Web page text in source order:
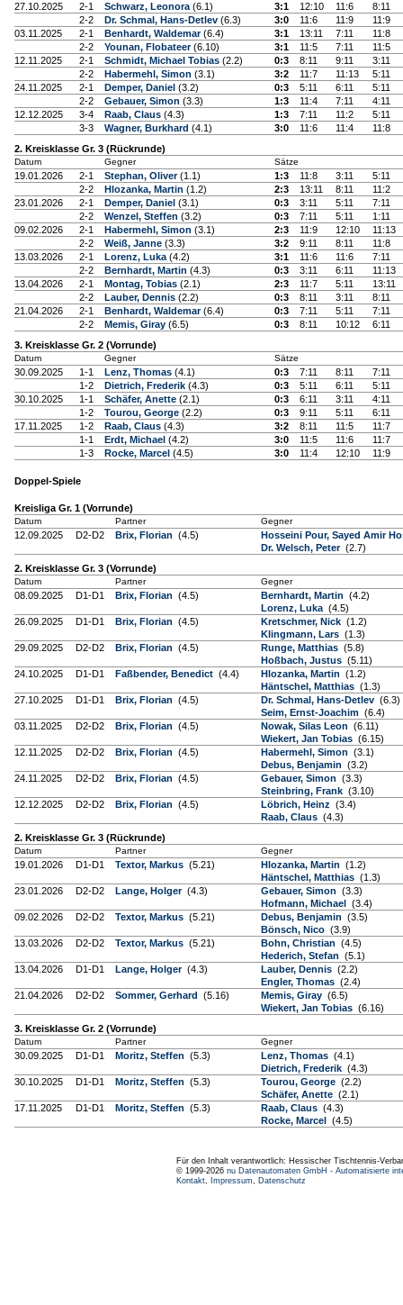
27.10.2025
2-1 Schwarz, Leonora (6.1) 3:1 12:10 11:6
8:11
2-2
Dr. Schmal, Hans-Detlev (6.3) 3:0 11:6 11:9
11:9
03.11.2025
2-1 Benhardt, Waldemar(6.4) 3:1 13:11 7:11
11:8
2-2
Younan, Flobateer(6.10) 3:1 11:5 7:11
11:5
12.11.2025
2-1 Schmidt, Michael Tobias (2.2) 0:3 8:11 9:11
3:11
2-2
Habermehl, Simon (3.1) 3:2 11:7 11:13
5:11
24.11.2025
2-1 Demper, Daniel (3.2) 0:3 5:11 6:11
5:11
2-2
Gebauer, Simon (3.3) 1:3 11:4 7:11
4:11
12.12.2025
3-4 Raab, Claus (4.3) 1:3 7:11 11:2
5:11
3-3
Wagner, Burkhard (4.1) 3:0 11:6 11:4
11:8
2. Kreisklasse Gr. 3 (Rückrunde)
Datum Gegner Sätze
19.01.2026 2-1 Stephan, Oliver(1.1) 1:3 11:8 3:11
5:11
2-2
Hlozanka, Martin (1.2) 2:3 13:11 8:11
11:2
23.01.2026
2-1 Demper, Daniel (3.1) 0:3 3:11 5:11
7:11
2-2
Wenzel, Steffen (3.2) 0:3 7:11 5:11
1:11
09.02.2026
2-1 Habermehl, Simon (3.1) 2:3 11:9 12:10
11:13
2-2
Weiß, Janne (3.3) 3:2 9:11 8:11
11:8
13.03.2026
2-1 Lorenz, Luka (4.2) 3:1 11:6 11:6
7:11
2-2
Bernhardt, Martin (4.3) 0:3 3:11 6:11
11:13
13.04.2026
2-1 Montag, Tobias (2.1) 2:3 11:7 5:11
13:11
2-2
Lauber, Dennis (2.2) 0:3 8:11 3:11
8:11
21.04.2026
2-1 Benhardt, Waldemar(6.4) 0:3 7:11 5:11
7:11
2-2
Memis, Giray (6.5) 0:3 8:11 10:12
6:11
3. Kreisklasse Gr. 2 (Vorrunde)
Datum Gegner Sätze
30.09.2025 1-1 Lenz, Thomas (4.1) 0:3 7:11 8:11
7:11
1-2
Dietrich, Frederik (4.3) 0:3 5:11 6:11
5:11
30.10.2025
1-1 Schäfer, Anette (2.1) 0:3 6:11 3:11
4:11
1-2
Tourou, George (2.2) 0:3 9:11 5:11
6:11
17.11.2025
1-2 Raab, Claus (4.3) 3:2 8:11 11:5
11:7
1-1
Erdt, Michael (4.2) 3:0 11:5 11:6
11:7
1-3
Rocke, Marcel (4.5) 3:0 11:4 12:10 11:9
Doppel-Spiele
Kreisliga Gr. 1 (Vorrunde)
Datum Partner Gegner
12.09.2025 D2-D2 Brix, Florian (4.5)
Hosseini Pour, Sayed Amir
Dr. Welsch, Peter (2.7)
2. Kreisklasse Gr. 3 (Vorrunde)
Datum Partner Gegner
08.09.2025 D1-D1 Brix, Florian (4.5) Bernhardt, Martin (4.2)
Lorenz, Luka (4.5)
26.09.2025
D1-D1 Brix, Florian (4.5) Kretschmer, Nick (1.2)
Klingmann, Lars (1.3)
29.09.2025
D2-D2 Brix, Florian (4.5) Runge, Matthias (5.8)
Hoßbach, Justus (5.11)
24.10.2025
D1-D1 Faßbender, Benedict (4.4) Hlozanka, Martin (1.2)
Häntschel, Matthias (1.3)
27.10.2025
D1-D1 Brix, Florian (4.5) Dr. Schmal, Hans-Detlev (6.3)
Seim, Ernst-Joachim (6.4)
03.11.2025
D2-D2 Brix, Florian (4.5) Nowak, Silas Leon (6.11)
Wiekert, Jan Tobias (6.15)
12.11.2025
D2-D2 Brix, Florian (4.5) Habermehl, Simon (3.1)
Debus, Benjamin (3.2)
24.11.2025
D2-D2 Brix, Florian (4.5) Gebauer, Simon (3.3)
Steinbring, Frank (3.10)
12.12.2025
D2-D2 Brix, Florian (4.5) Löbrich, Heinz (3.4)
Raab, Claus (4.3)
2. Kreisklasse Gr. 3 (Rückrunde)
Datum Partner Gegner
19.01.2026 D1-D1 Textor, Markus (5.21) Hlozanka, Martin (1.2)
Häntschel, Matthias (1.3)
23.01.2026
D2-D2 Lange, Holger (4.3) Gebauer, Simon (3.3)
Hofmann, Michael (3.4)
09.02.2026
D2-D2 Textor, Markus (5.21) Debus, Benjamin (3.5)
Bönsch, Nico (3.9)
13.03.2026
D2-D2 Textor, Markus (5.21) Bohn, Christian (4.5)
Hederich, Stefan (5.1)
13.04.2026
D1-D1 Lange, Holger (4.3) Lauber, Dennis (2.2)
Engler, Thomas (2.4)
21.04.2026
D2-D2 Sommer, Gerhard (5.16) Memis, Giray (6.5)
Wiekert, Jan Tobias (6.16)
3. Kreisklasse Gr. 2 (Vorrunde)
Datum Partner Gegner
30.09.2025 D1-D1 Moritz, Steffen (5.3) Lenz, Thomas (4.1)
Dietrich, Frederik (4.3)
30.10.2025
D1-D1 Moritz, Steffen (5.3) Tourou, George (2.2)
Schäfer, Anette (2.1)
17.11.2025
D1-D1 Moritz, Steffen (5.3) Raab, Claus (4.3)
Rocke, Marcel (4.5)
Für den Inhalt verantwortlich: Hessischer Tischtennis-
© 1999-2026 nu Datenautomaten GmbH - Automatisierte
Kontakt, Impressum, Datenschutz